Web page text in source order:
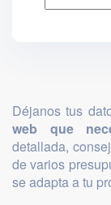
Déjanos tus
web que
detallada,
de varios
se adapta a tu